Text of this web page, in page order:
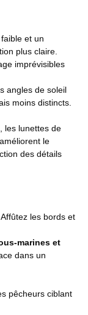
et un
plus claire.
imprévisibles
angles de soleil
moins distincts.
les lunettes de
le
des détails
Affûtez les bords et
marines et
dans un
pêcheurs ciblant